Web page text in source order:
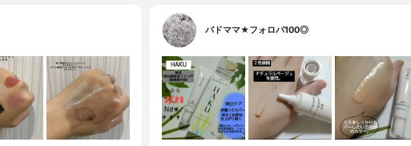
バドママ★フォロバ100◎